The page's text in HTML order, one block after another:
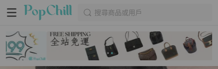
搜尋商品或用戶